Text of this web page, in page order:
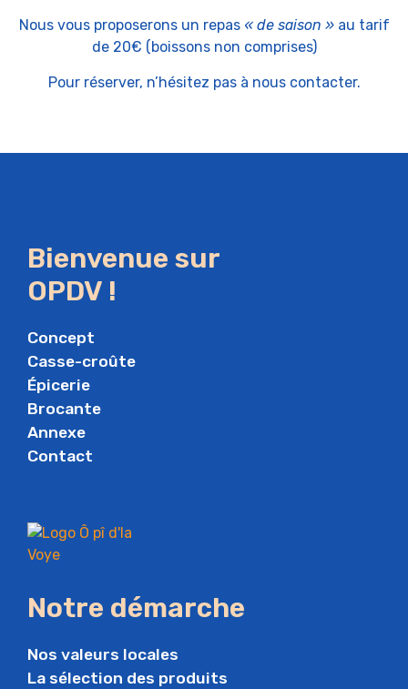
Nous vous proposerons un repas « de saison »au tarif
de 20€ (boissons non comprises)
Pour réserver, n’hésitez pas à nous contacter.
Bienvenue sur
OPDV !
Concept
Casse-croûte
Épicerie
Brocante
Annexe
Contact
Notre démarche
Nos valeurs locales
La sélection des produits